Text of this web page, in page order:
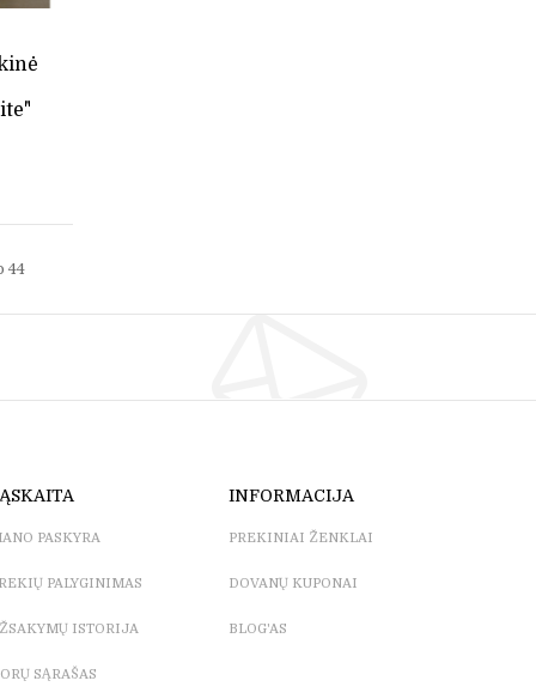
44
PASKYRA
PALYGINIMAS
ISTORIJA
SĄRAŠAS
INFORMACIJA
PREKINIAI ŽENKLAI
DOVANŲ KUPONAI
BLOG'AS